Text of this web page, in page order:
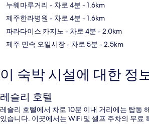
누웨마루거리 - 차로 4분 - 1.6km
제주한라병원 - 차로 4분 - 1.6km
파라다이스 카지노 - 차로 4분 - 2.0km
제주 민속 오일시장- 차로 5분 - 2.5km
이 숙박 시설에 대한 정
레슬리 호텔
레슬리 호텔에서 차로 10분 이내 거리에는 탑동
있습니다. 이곳에서는 WiFi 및 셀프 주차의 무료